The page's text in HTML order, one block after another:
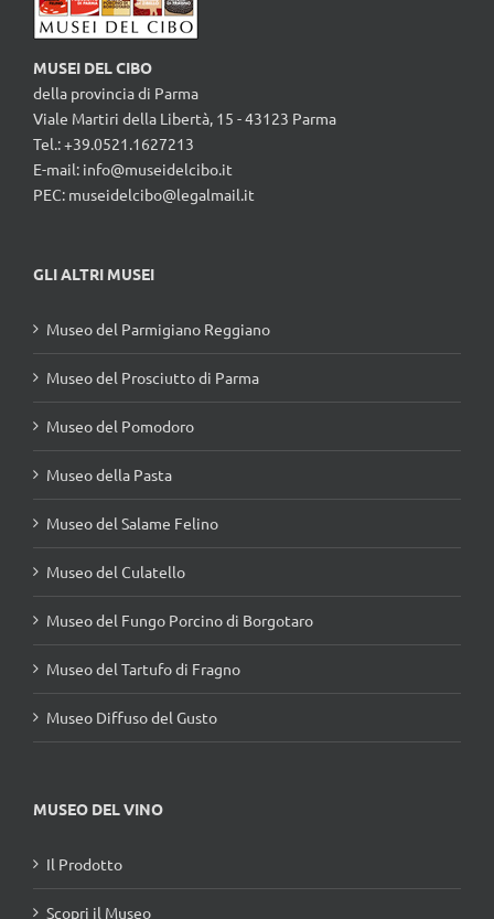
MUSEI DEL CIBO
della provincia di Parma
Viale Martiri della Libertà, 15 - 43123 Parma
Tel.: +39.0521.1627213
E-mail: info@museidelcibo.it
PEC: museidelcibo@legalmail.it
GLI ALTRI MUSEI
Museo del Parmigiano Reggiano
Museo del Prosciutto di Parma
Museo del Pomodoro
Museo della Pasta
Museo del Salame Felino
Museo del Culatello
Museo del Fungo Porcino di Borgotaro
Museo del Tartufo di Fragno
Museo Diffuso del Gusto
MUSEO DEL VINO
Il Prodotto
Scopri il Museo